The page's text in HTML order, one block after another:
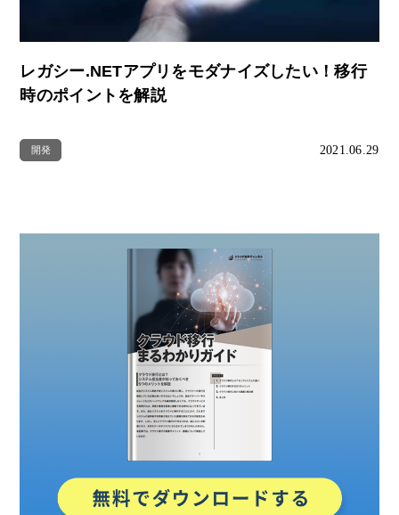
レガシー.NETアプリをモダナイズしたい！移行
時のポイントを解説
開発 2021.06.29